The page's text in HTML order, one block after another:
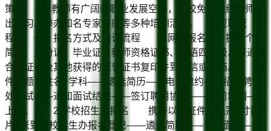
策。 5.教师有广阔的职业发展空间，学校免费组织教师外
出学习、举办知名专家讲座等多种培训活动。 应聘流
程 一、报名方式及面试流程 1.网上报名 提交个人
简历、身份证、毕业证、教师资格证书、英语四六级、普通话
合格证书及其他获得的荣誉证书复印件到微信或邮箱。 邮
件标题：姓名+学科——遴选简历——电话邀约——招生聘师
处面试——通知面试结果——签订聘用协议——岗前培训——
上岗。 2.学校招生办报名 携带以上证件及免冠1寸照
片1张到学校招生办报名登记——遴选简历——进行面试——